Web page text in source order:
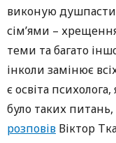
виконую
сім’ями –
теми та багато
інколи замінює
є освіта
було таких
розповів Віктор